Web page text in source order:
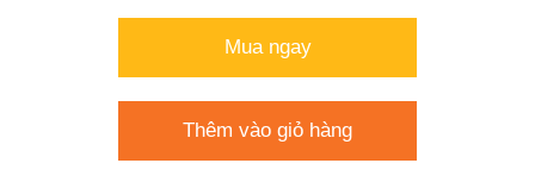
Mua ngay
Thêm vào giỏ hàng